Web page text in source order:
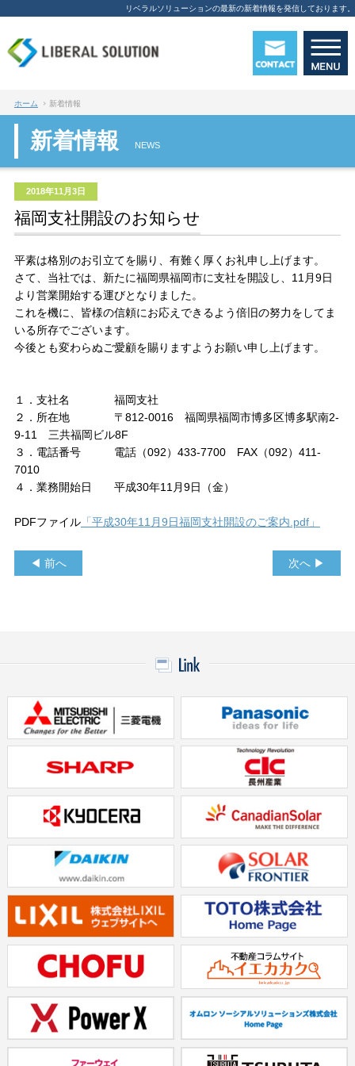
リベラルソリューションの最新の新着情報を発信しております。
ホーム 新着情報
新着情報 NEWS
2018年11月3日
福岡支社開設のお知らせ
平素は格別のお引立てを賜り、有難く厚くお礼申し上げます。
さて、当社では、新たに福岡県福岡市に支社を開設し、11月9日
より営業開始する運びとなりました。
これを機に、皆様の信頼にお応えできるよう倍旧の努力をしてま
いる所存でございます。
今後とも変わらぬご愛顧を賜りますようお願い申し上げます。
１．支社名 福岡支社
２．所在地 〒812-0016 福岡県福岡市博多区博多駅南2-
9-11 三共福岡ビル8F
３．電話番号 電話（092）433‐7700 FAX（092）411‐
7010
４．業務開始日 平成30年11月9日（金）
PDFファイル「平成30年11月9日福岡支社開設のご案内.pdf」
◀ 前へ 次へ ▶